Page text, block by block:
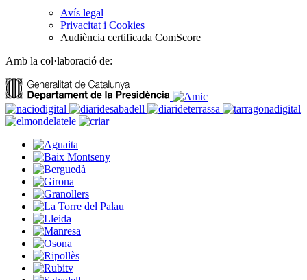
Avís legal
Privacitat i Cookies
Audiència certificada ComScore
Amb la col·laboració de: